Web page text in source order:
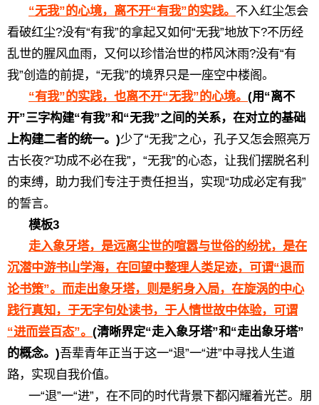
“无我”的心境，离不开“有我”的实践。 不入红尘怎会
看破红尘?没有“有我”的拿起又如何“无我”地放下?不历经
乱世的腥风血雨，又何以珍惜治世的栉风沐雨?没有“有
我”创造的前提，“无我”的境界只是一座空中楼阁。
“有我”的实践，也离不开“无我”的心境。 (用“离不
开”三字构建“有我”和“无我”之间的关系，在对立的基础
上构建二者的统一。)少了“无我”之心，孔子又怎会照亮万
古长夜?“功成不必在我”，“无我”的心态，让我们摆脱名利
的束缚，助力我们专注于责任担当，实现“功成必定有我”
的誓言。
模板3
走入象牙塔，是远离尘世的喧嚣与世俗的纷扰，是在
沉潜中游书山学海，在回望中整理人类足迹，可谓“退而
论书策”。而走出象牙塔，则是躬身入局，在旋涡的中心
践行真知，于无字句处读书，于人情世故中体验，可谓
“进而尝百态”。 (清晰界定“走入象牙塔”和“走出象牙塔”
的概念。)吾辈青年正当于这一“退”一“进”中寻找人生道
路，实现自我价值。
一“退”一“进”，在不同的时代背景下都闪耀着光芒。朋